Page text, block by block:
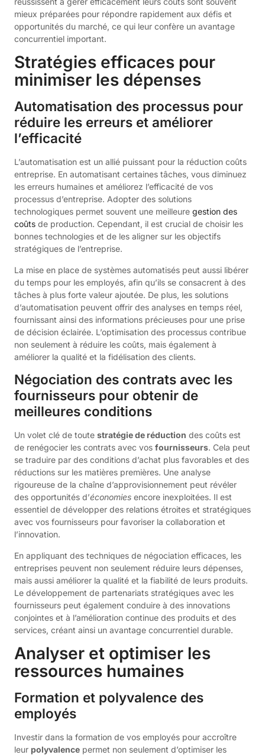
mieux préparées pour répondre rapidement aux défis et
opportunités du marché, ce qui leur confère un avantage
concurrentiel important.
Stratégies efficaces pour
minimiser les dépenses
Automatisation des processus pour
réduire les erreurs et améliorer
l’efficacité
L’automatisation est un allié puissant pour la réduction coûts
entreprise. En automatisant certaines tâches, vous diminuez
les erreurs humaines et améliorez l’efficacité de vos
processus d’entreprise. Adopter des solutions
technologiques permet souvent une meilleure gestion des
coûts de production. Cependant, il est crucial de choisir les
bonnes technologies et de les aligner sur les objectifs
stratégiques de l’entreprise.
La mise en place de systèmes automatisés peut aussi libérer
du temps pour les employés, afin qu’ils se consacrent à des
tâches à plus forte valeur ajoutée. De plus, les solutions
d’automatisation peuvent offrir des analyses en temps réel,
fournissant ainsi des informations précieuses pour une prise
de décision éclairée. L’optimisation des processus contribue
non seulement à réduire les coûts, mais également à
améliorer la qualité et la fidélisation des clients.
Négociation des contrats avec les
fournisseurs pour obtenir de
meilleures conditions
Un volet clé de toute stratégie de réduction des coûts est
de renégocier les contrats avec vos fournisseurs. Cela peut
se traduire par des conditions d’achat plus favorables et des
réductions sur les matières premières. Une analyse
rigoureuse de la chaîne d’approvisionnement peut révéler
des opportunités d’économies encore inexploitées. Il est
essentiel de développer des relations étroites et stratégiques
avec vos fournisseurs pour favoriser la collaboration et
l’innovation.
En appliquant des techniques de négociation efficaces, les
entreprises peuvent non seulement réduire leurs dépenses,
mais aussi améliorer la qualité et la fiabilité de leurs produits.
Le développement de partenariats stratégiques avec les
fournisseurs peut également conduire à des innovations
conjointes et à l’amélioration continue des produits et des
services, créant ainsi un avantage concurrentiel durable.
Analyser et optimiser les
ressources humaines
Formation et polyvalence des
employés
Investir dans la formation de vos employés pour accroître
leur polyvalence permet non seulement d’optimiser les